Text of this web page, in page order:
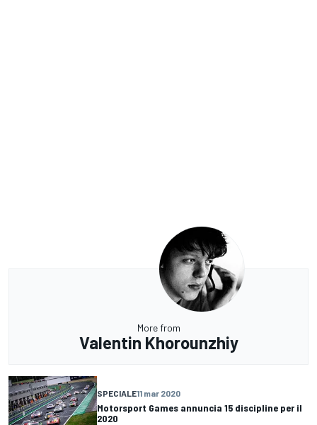
More from
Valentin Khorounzhiy
SPECIALE11 mar 2020
Motorsport Games annuncia 15 discipline per il
2020